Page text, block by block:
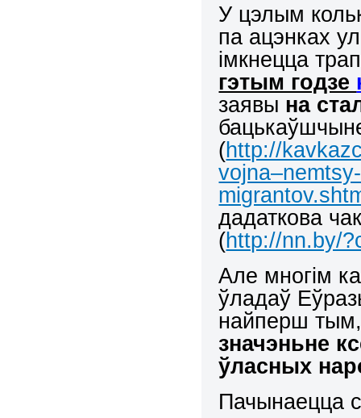
У цэлым
па ацэнках
імкнецца
гэтым годзе
заявы на
(http://
дадаткова
(http://nn.by/
Але многім
ўладаў
найперш
значэньне
ўласных
Пачынаецца